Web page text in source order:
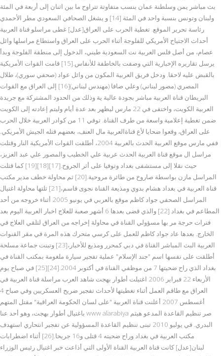
بث مباشر يمن وسلطنة عمان بنسب متفاوتة تتراوح ما بين اثنان إلى أربعة في المئة
ولبنان وتونس بنسبة واحد في المئة [14] و يشغل الصحافي السعودي مطر الأحمدي
رئاسة تحرير الموقع. تغطية الحرب على العراق[عدل] غطى مراسلو قناة العربية
أحداث الاجتياح الأمريكي للفلوجة أثناء الحرب على العراق واستطاع مراسلها وائل
عصام، من أصل فلس العربية نت السعودية طيني، الدخول إلى منطقة الفلوجة وبدأ
يرسل تقاريره الإخبارية التي وصفت بالخاطفة للأنفاس.[15] قامت القوات الأمريكية
بالقبض عليه لاحقا. ودخل فريق العربية المكون من وائل عواد (صحفي سوري)، طلال
المصري (مصور لبناني) وعلي صافا (مهندس لبناني)[16] إلى العراق مع القوات
البريطان قناة العربية مباشر بجودة عالية ية وذلك من الحدود المشتركة مع جريدة
العربية الكويت، واختفى في 22 مارس ليظهر بعد عدة أيام وليتم إعادته إلى الكويت
ضمن تغطية إعلامية واسعة من طرف القناة. توفي 11 من كوادر العربية خلال الحرب
على العراق، وقعوا ضحايا لأع قناةالعربية مال العنف، بعضهم قتله الجيش الأمريكي.
ففي مارس موقع العربية الحدث بالعربية 2004، أطلقت القوات الأمريكية النار وقتلت
مراسل ال موقع قناة العربية الحدث عربية علي الخطيب والمصور علي عبد العزيز،
حيث نقلا إلى مستشفى بغداد وتوفيا على أثر الجروح.[17][18][19] كما قتلت
المراسل مازن بواسطة صاروخ من طائرة مروحية.[20] ثم محاولة خطف مدير مكتب
قناة العربية في بغداد هشام بدوي ومذيعة القناة نجوى قاسم،[21] تلتها محاولة اغتيال
المراسل الصحفي جواد كاظم موقع بالعربي في يونيو 2005 أثناء خروجه من أحد
المطاعم في بغداد [22] والذي قضى بعدها 6 أشهر صعبة للعلاج اخبار العربية اليوم بعد
فترات حرجة مر بها مسؤولي القناة في محاولة إخراجه من العراق لتلقي العلاج في
الخارج. بعدها عاد جواد كاظم للعمل على كرسي متحرك هذه المرة في مقر القنوات
العربية البث المباشر القناة في دبي كمحرر ومذيع للأخبار،[23] وتبنت جماعة مسلحة
أطلقت على نفسها اسم "جند الإسلام" عملية تفجير سيارة ملغومة بمكتب القناة في
بغداد الذي راح ضحيتها 7 من موظفي القناة في أكتوبر 2004.[24][25] في صباح يوم
الأربعاء 22 فبراير 2006 اغتيلت أطوار بهجت شاهد العرب مراسلة قناة العربية في
العراق مع طاقم العمل أثناء تغطيتها لأحداث تفجير ضريح العسكريين وفي صباح 4
أغسطس 2007 أعلنت قناة العربية "على لسان الحكومة العراقية" مقتل المتهم
باغتيال أطوار بهجت، وهو أحد عنا www alarabiya صر تنظيم القاعدة المدعو هيثم
البدري. في يوليو 2010 تبنى تنظيم القاعدة المسؤولية عن تفجير انتحاري استهدف
مكتب العربية في بغداد وراح ضحيته 4 قتلى و16 جريحا.[26] أثناء اضطرابات
لبنان[عدل] كانت قناة العربية القناة الأولى التي أذاعت خبر اغتيال رئيس الوزراء